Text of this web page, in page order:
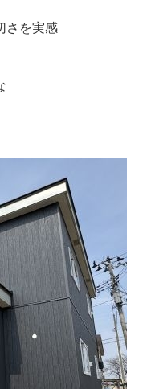
さを実感